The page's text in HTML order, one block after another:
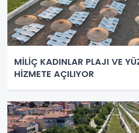
MİLİÇ KADINLAR PLAJI VE
HİZMETE AÇILIYOR